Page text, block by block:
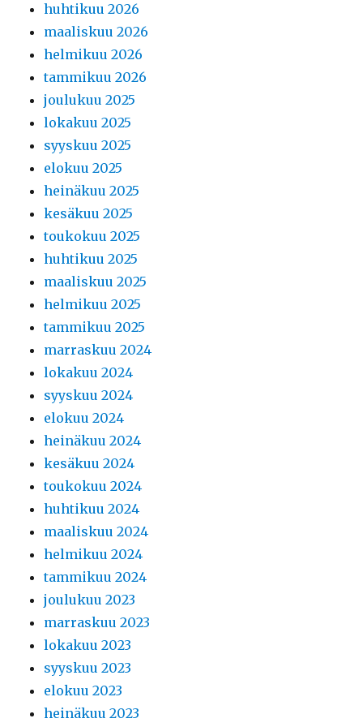
huhtikuu 2026
maaliskuu 2026
helmikuu 2026
tammikuu 2026
joulukuu 2025
lokakuu 2025
syyskuu 2025
elokuu 2025
heinäkuu 2025
kesäkuu 2025
toukokuu 2025
huhtikuu 2025
maaliskuu 2025
helmikuu 2025
tammikuu 2025
marraskuu 2024
lokakuu 2024
syyskuu 2024
elokuu 2024
heinäkuu 2024
kesäkuu 2024
toukokuu 2024
huhtikuu 2024
maaliskuu 2024
helmikuu 2024
tammikuu 2024
joulukuu 2023
marraskuu 2023
lokakuu 2023
syyskuu 2023
elokuu 2023
heinäkuu 2023